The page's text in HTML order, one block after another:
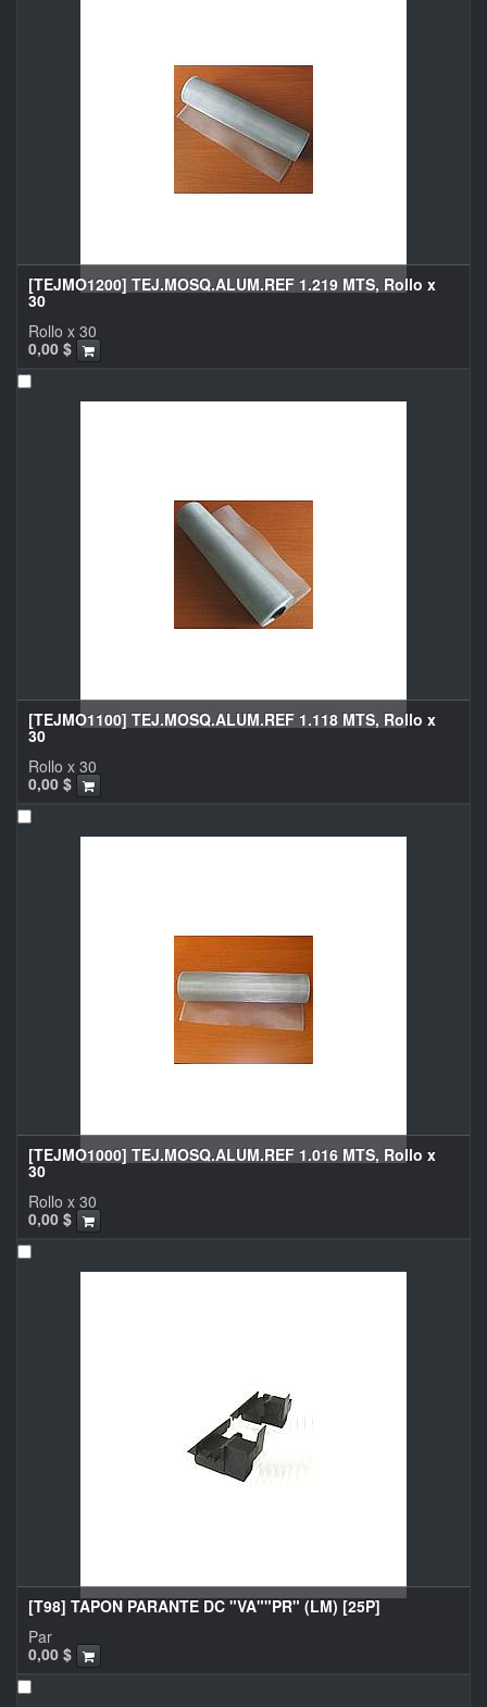
[TEJMO1200] TEJ.MOSQ.ALUM.REF 1.219 MTS, Rollo x
30
0,00 $
Rollo x 30
[TEJMO1100] TEJ.MOSQ.ALUM.REF 1.118 MTS, Rollo x
30
0,00 $
Rollo x 30
[TEJMO1000] TEJ.MOSQ.ALUM.REF 1.016 MTS, Rollo x
30
0,00 $
Rollo x 30
[T98] TAPON PARANTE DC "VA""PR" (LM) [25P]
0,00 $
Par